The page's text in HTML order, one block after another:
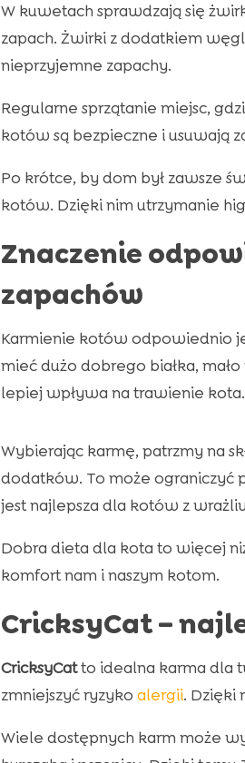
W kuwetach sprawdzają się
zapach. Żwirki z dodatkiem
nieprzyjemne zapachy.
Regularne sprzątanie miejsc,
kotów są bezpieczne i usuwają
Po krótce, by dom był zawsze
kotów. Dzięki nim utrzymanie
Znaczenie
zapachów
Karmienie kotów odpowiednio
mieć dużo dobrego białka,
lepiej wpływa na trawienie kota.
Wybierając karmę, patrzmy na
dodatków. To może ograniczyć
jest najlepsza dla kotów z
Dobra dieta dla kota to więcej
komfort nam i naszym kotom.
CricksyCat –
CricksyCatto idealna karma dla
zmniejszyć ryzyko alergii. Dzięki
Wiele dostępnych karm może